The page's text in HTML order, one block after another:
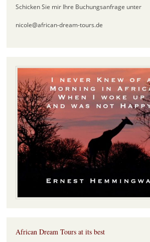
Schicken Sie mir Ihre Buchungsanfrage unter
nicole@african-dream-tours.de
African Dream Tours at its best